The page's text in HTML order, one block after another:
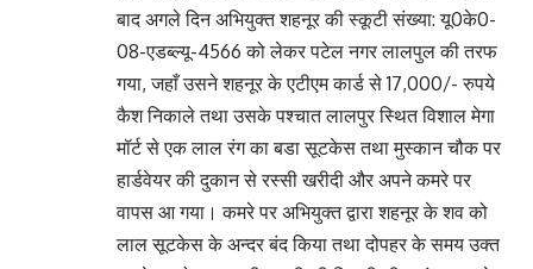
बाद अगले दिन अभियुक्त शहनूर की स्कूटी संख्या: यू0के0-
08-एडब्ल्यू-4566 को लेकर पटेल नगर लालपुल की तरफ
गया, जहाँ उसने शहनूर के एटीएम कार्ड से 17,000/- रुपये
कैश निकाले तथा उसके पश्चात लालपुर स्थित विशाल मेगा
मॉर्ट से एक लाल रंग का बडा सूटकेस तथा मुस्कान चौक पर
हार्डवेयर की दुकान से रस्सी खरीदी और अपने कमरे पर
वापस आ गया। कमरे पर अभियुक्त द्वारा शहनूर के शव को
लाल सूटकेस के अन्दर बंद किया तथा दोपहर के समय उक्त